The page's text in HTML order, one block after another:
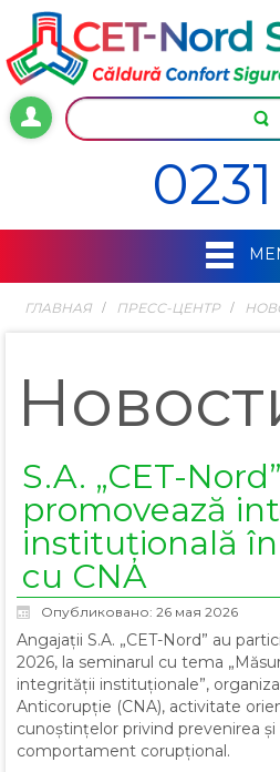
0231
ГЛАВНАЯ ПРЕСС-ЦЕНТР
S.A. „CET-Nord”
promovează
instituțională
cu CNA
Опубликовано: 26 мая 2026
Angajații S.A. „CET-Nord” au
2026, la seminarul cu tema
integrității instituționale”,
Anticorupție (CNA), activitate
cunoștințelor privind prevenirea
comportament corupțional.